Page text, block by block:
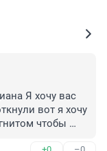
Я хочу вас
вот я хочу
чтобы